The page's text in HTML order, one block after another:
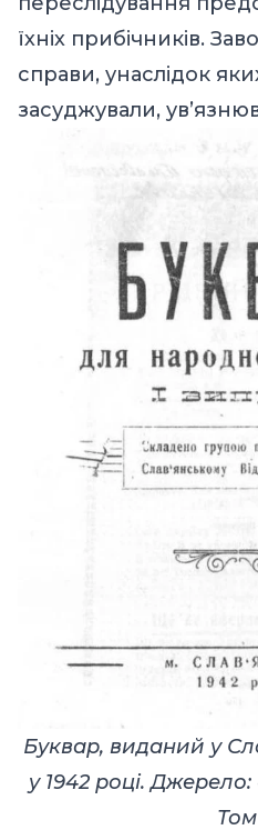
їхніх прибічників.
справи, унаслідок
засуджували,
Буквар, виданий у
у 1942 році.
Том